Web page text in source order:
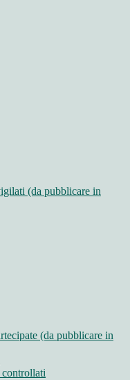
(da pubblicare in
(da pubblicare in